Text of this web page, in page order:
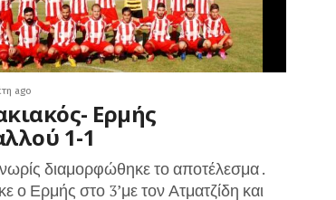
ago
Ερμής
1-1
διαμορφώθηκε το αποτέλεσμα .
ο Ερμής στο 3’με τον Ατματζίδη και